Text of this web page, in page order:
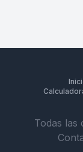
Todas las